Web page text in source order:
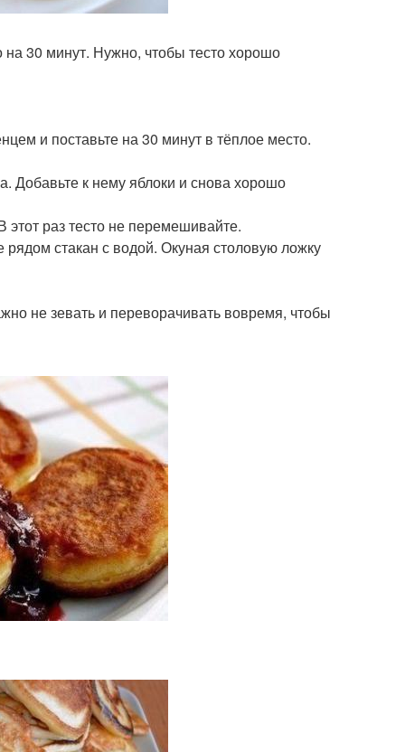
на 30 минут. Нужно, чтобы тесто хорошо
и поставьте на 30 минут в тёплое место.
Добавьте к нему яблоки и снова хорошо
раз тесто не перемешивайте.
рядом стакан с водой. Окуная столовую ложку
не зевать и переворачивать вовремя, чтобы